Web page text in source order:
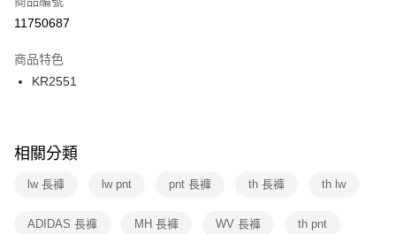
【「AFTEE先享後付」結帳流程】
１．於結帳方式選擇「AFTEE先享後付」後，將跳轉至「AFTEE先享後付」
２．訂單成立數日內，您將收到繳費通知簡訊。
３．收到繳費通知簡訊後14天內，點擊此簡訊中的連結，可透過四大超商／
ATM／網路銀行／等多元方式進行付款，方視為交易完成。
※ 交易是否成功請以「AFTEE先享後付 」之結帳頁面顯示為準，若有關於
是否繳費成功／繳費後需取消欲退款等相關疑問，請聯繫「AFTEE先享後付
客戶支援中心」
https://netprotections.freshdesk.com/support/home
１．透過由恩沛科技股份有限公司提供之「AFTEE先享後付」服務完成之交
每筆NT$100，滿NT$1,500(含以上)免運費
付款後門市自取
每筆NT$100，滿NT$1,500(含以上)免運費
11750687
商品特色
KR2551
相關分類
lw 長褲 lw pnt pnt 長褲 th 長褲 th lw
ADIDAS 長褲 MH 長褲 WV 長褲 th pnt